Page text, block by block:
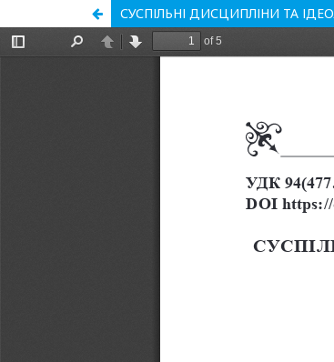
СУСПІЛЬНІ ДИСЦИПЛІНИ ТА